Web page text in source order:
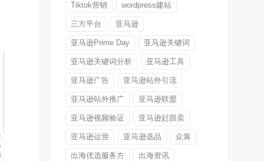
Tiktok营销 wordpress建站
三方平台 亚马逊
亚马逊Prime Day 亚马逊关键词
亚马逊关键词分析 亚马逊工具
亚马逊广告 亚马逊站外引流
亚马逊站外推广 亚马逊联盟
亚马逊视频验证 亚马逊赶跟卖
亚马逊运营 亚马逊选品 众筹
出海优选服务方 出海资讯